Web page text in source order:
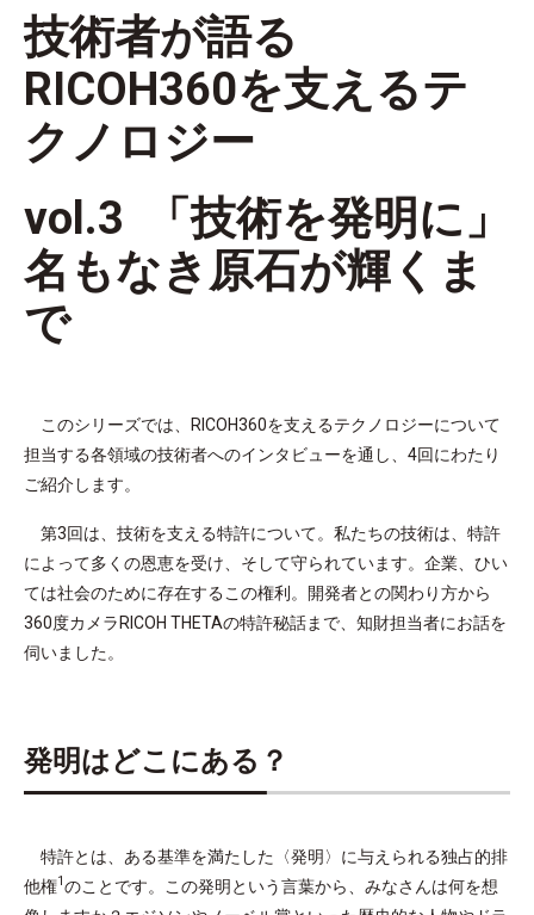
技術者が語る
RICOH360を支えるテ
クノロジー
vol.3
「技術を発明に」
名もなき原石が輝くま
で
このシリーズでは、RICOH360を支えるテクノロジーについて
担当する各領域の技術者へのインタビューを通し、4回にわたり
ご紹介します。
第3回は、技術を支える特許について。私たちの技術は、特許
によって多くの恩恵を受け、そして守られています。企業、ひい
ては社会のために存在するこの権利。開発者との関わり方から
360度カメラRICOH THETAの特許秘話まで、知財担当者にお話を
伺いました。
発明はどこにある？
特許とは、ある基準を満たした〈発明〉に与えられる独占的排
他権1のことです。この発明という言葉から、みなさんは何を想